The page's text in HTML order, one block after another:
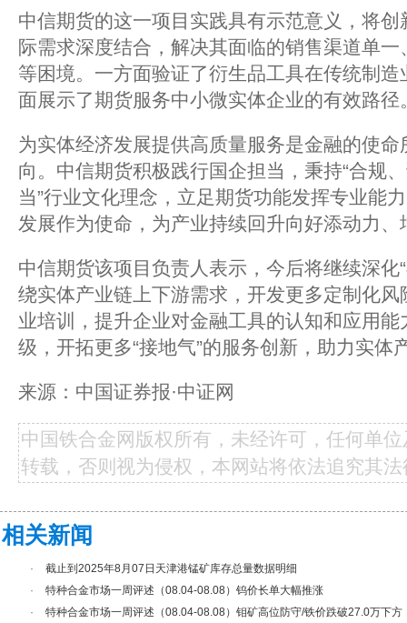
中信期货的这一项目实践具有示范意义，将
际需求深度结合，解决其面临的销售渠道单
等困境。一方面验证了衍生品工具在传统制
面展示了期货服务中小微实体企业的有效路径
为实体经济发展提供高质量服务是金融的使
向。中信期货积极践行国企担当，秉持“合规
当”行业文化理念，立足期货功能发挥专业能
发展作为使命，为产业持续回升向好添动力、
中信期货该项目负责人表示，今后将继续深化
绕实体产业链上下游需求，开发更多定制化
业培训，提升企业对金融工具的认知和应用
级，开拓更多“接地气”的服务创新，助力实体
来源：中国证券报·中证网
中国铁合金网版权所有，未经许可，任何单
转载，否则视为侵权，本网站将依法追究其
相关新闻
·
截止到2025年8月07日天津港锰矿库存总量数据明细
·
特种合金市场一周评述（08.04-08.08）钨价长单大幅推涨
·
特种合金市场一周评述（08.04-08.08）钼矿高位防守/铁价跌破27.0万下方